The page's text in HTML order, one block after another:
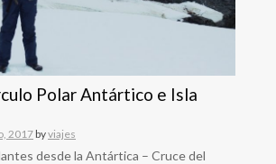
Polar Antártico e Isla
2017byviajes
desde la Antártica – Cruce del